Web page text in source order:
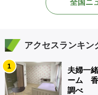
全国ニ
アクセスランキン
1
夫婦一
ーム 香
調べ